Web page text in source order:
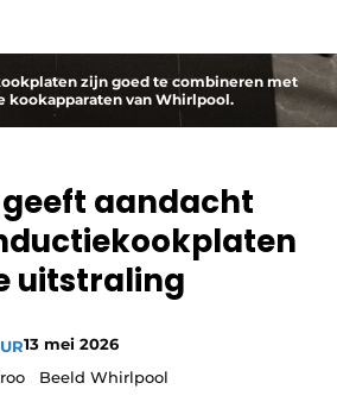
, woon-, en badkamerbranche
statement
zijn goed te combineren met
kookapparaten van Whirlpool.
aandacht
uitstraling
13 mei 2026
Beeld Whirlpool